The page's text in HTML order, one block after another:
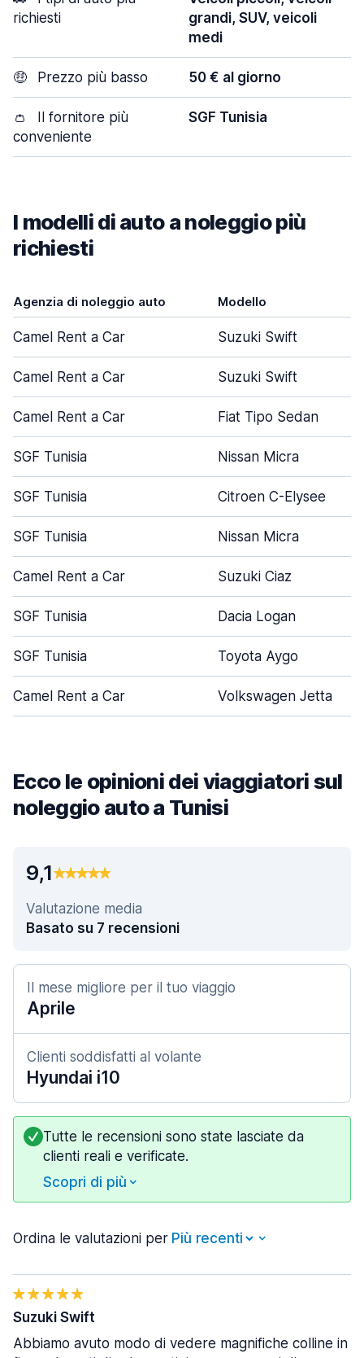
richiesti
grandi, SUV, veicoli
medi
🤑 Prezzo più basso 50 € al giorno
👛
Il fornitore più
conveniente
SGF Tunisia
I modelli di auto a noleggio più
richiesti
Agenzia di noleggio auto Modello
Camel Rent a Car Suzuki Swift
Camel Rent a Car Suzuki Swift
Camel Rent a Car Fiat Tipo Sedan
SGF Tunisia Nissan Micra
SGF Tunisia Citroen C-Elysee
SGF Tunisia Nissan Micra
Camel Rent a Car Suzuki Ciaz
SGF Tunisia Dacia Logan
SGF Tunisia Toyota Aygo
Camel Rent a Car Volkswagen Jetta
Ecco le opinioni dei viaggiatori sul
noleggio auto a Tunisi
9,1
Valutazione media
Basato su 7 recensioni
Il mese migliore per il tuo viaggio
Aprile
Clienti soddisfatti al volante
Hyundai i10
Tutte le recensioni sono state lasciate da
clienti reali e verificate.
Scopri di più
Ordina le valutazioni per
Suzuki Swift
Abbiamo avuto modo di vedere magnifiche colline in